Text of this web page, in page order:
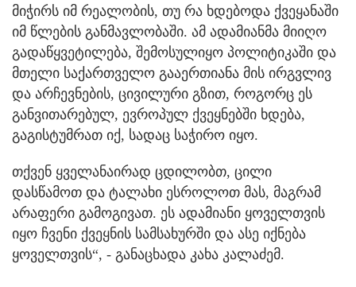
მიჭირს იმ რეალობის, თუ რა ხდებოდა ქვეყანაში
იმ წლების განმავლობაში. ამ ადამიანმა მიიღო
გადაწყვეტილება, შემოსულიყო პოლიტიკაში და
მთელი საქართველო გააერთიანა მის ირგვლივ
და არჩევნების, ცივილური გზით, როგორც ეს
განვითარებულ, ევროპულ ქვეყნებში ხდება,
გაგისტუმრათ იქ, სადაც საჭირო იყო.
თქვენ ყველანაირად ცდილობთ, ცილი
დასწამოთ და ტალახი ესროლოთ მას, მაგრამ
არაფერი გამოგივათ. ეს ადამიანი ყოველთვის
იყო ჩვენი ქვეყნის სამსახურში და ასე იქნება
ყოველთვის“, - განაცხადა კახა კალაძემ.